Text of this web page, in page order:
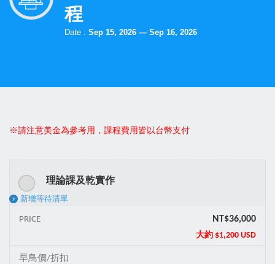
秀傳微創中心網站功能於2020年5月12日優化建置，
舊官網會員：如您尚未在以上日期登入過或更改過密碼，請點選 【忘記
程
Date : Sep 15, 2026 — Sep 16, 2026
※請注意美金為參考用，課程費用皆以台幣支付
理論課及乾實作
新增等待清單
NT$36,000
大約 $1,200 USD
PRICE
早鳥價/折扣